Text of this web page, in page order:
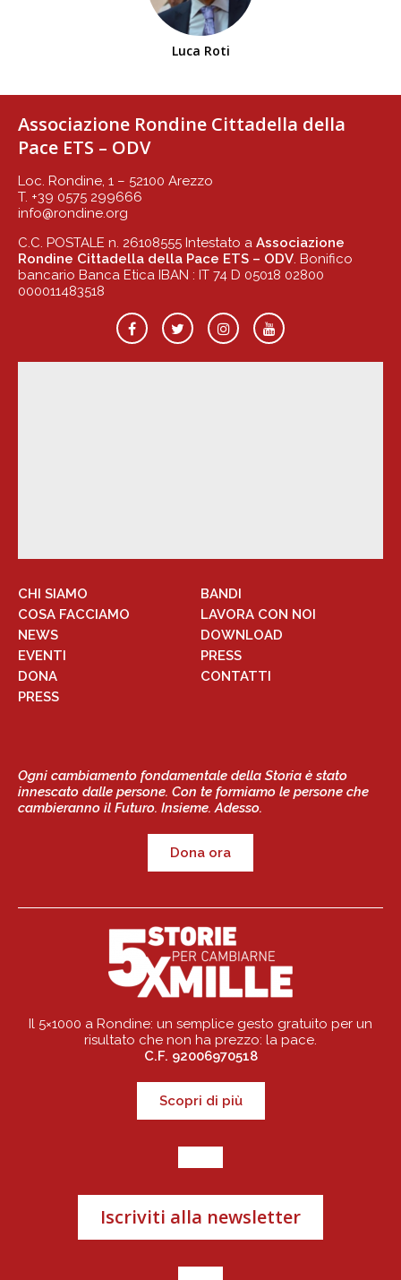
Luca Roti
Associazione Rondine Cittadella della
Pace ETS – ODV
Loc. Rondine, 1 – 52100 Arezzo
T. +39 0575 299666
info@rondine.org
C.C. POSTALE n. 26108555 Intestato a Associazione
Rondine Cittadella della Pace ETS – ODV. Bonifico
bancario Banca Etica IBAN : IT 74 D 05018 02800
000011483518
CHI SIAMO
COSA FACCIAMO
NEWS
EVENTI
DONA
PRESS
BANDI
LAVORA CON NOI
DOWNLOAD
PRESS
CONTATTI
Ogni cambiamento fondamentale della Storia è stato
innescato dalle persone. Con te formiamo le persone che
cambieranno il Futuro. Insieme. Adesso.
Dona ora
Il 5×1000 a Rondine: un semplice gesto gratuito per un
risultato che non ha prezzo: la pace.
C.F. 92006970518
Scopri di più
Iscriviti alla newsletter